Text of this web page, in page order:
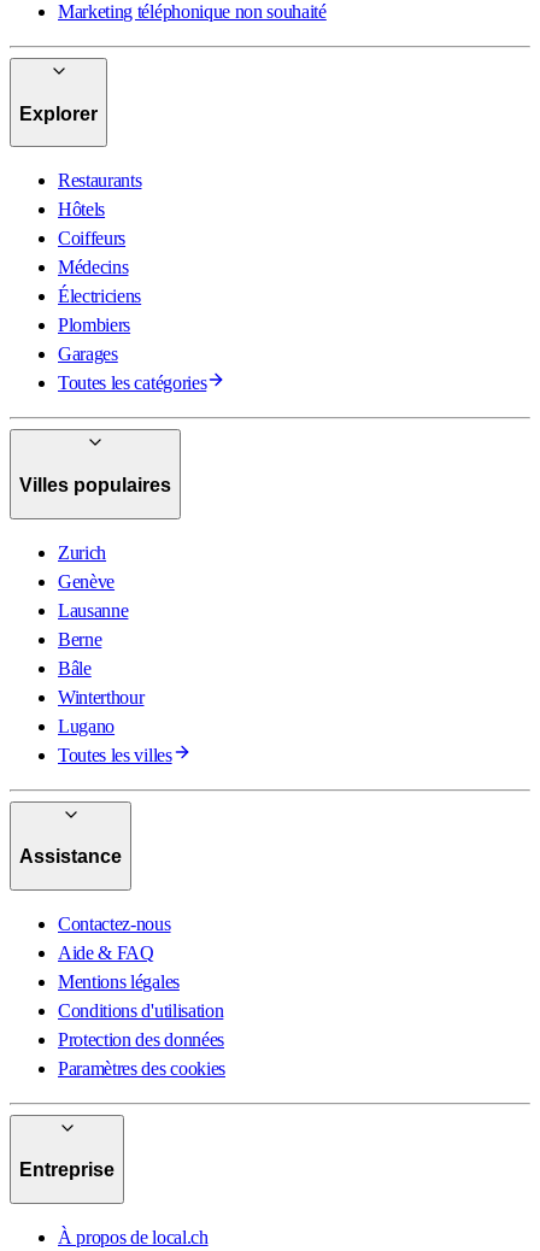
Marketing téléphonique non souhaité
Explorer
Restaurants
Hôtels
Coiffeurs
Médecins
Électriciens
Plombiers
Garages
Toutes les catégories
Villes populaires
Zurich
Genève
Lausanne
Berne
Bâle
Winterthour
Lugano
Toutes les villes
Assistance
Contactez-nous
Aide & FAQ
Mentions légales
Conditions d'utilisation
Protection des données
Paramètres des cookies
Entreprise
À propos de local.ch